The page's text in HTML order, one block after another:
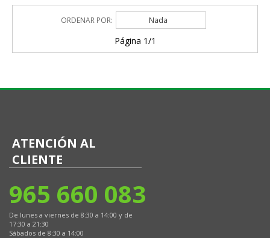
ORDENAR POR: Nada
Página 1/1
ATENCIÓN AL
CLIENTE
965 660 083
De lunes a viernes de 8:30 a 14:00 y de
17:30 a 21:30
Sábados de 8:30 a 14:00